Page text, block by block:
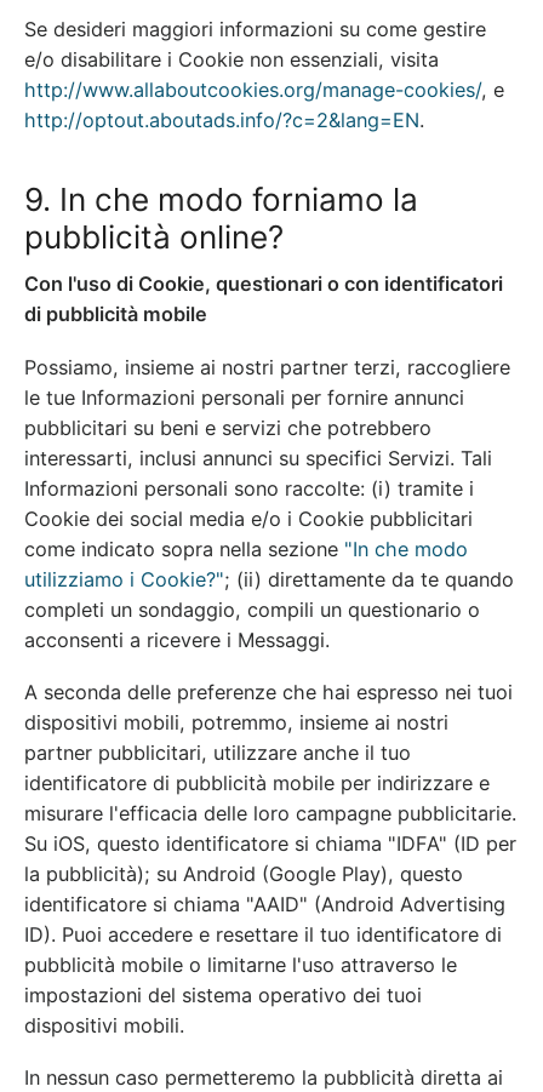
Se desideri maggiori informazioni su come gestire
e/o disabilitare i Cookie non essenziali, visita
http://www.allaboutcookies.org/manage-cookies/, e
http://optout.aboutads.info/?c=2&lang=EN.
9. In che modo forniamo la
pubblicità online?
Con l'uso di Cookie, questionari o con identificatori
di pubblicità mobile
Possiamo, insieme ai nostri partner terzi, raccogliere
le tue Informazioni personali per fornire annunci
pubblicitari su beni e servizi che potrebbero
interessarti, inclusi annunci su specifici Servizi. Tali
Informazioni personali sono raccolte: (i) tramite i
Cookie dei social media e/o i Cookie pubblicitari
come indicato sopra nella sezione "In che modo
utilizziamo i Cookie?"; (ii) direttamente da te quando
completi un sondaggio, compili un questionario o
acconsenti a ricevere i Messaggi.
A seconda delle preferenze che hai espresso nei tuoi
dispositivi mobili, potremmo, insieme ai nostri
partner pubblicitari, utilizzare anche il tuo
identificatore di pubblicità mobile per indirizzare e
misurare l'efficacia delle loro campagne pubblicitarie.
Su iOS, questo identificatore si chiama "IDFA" (ID per
la pubblicità); su Android (Google Play), questo
identificatore si chiama "AAID" (Android Advertising
ID). Puoi accedere e resettare il tuo identificatore di
pubblicità mobile o limitarne l'uso attraverso le
impostazioni del sistema operativo dei tuoi
dispositivi mobili.
In nessun caso permetteremo la pubblicità diretta ai